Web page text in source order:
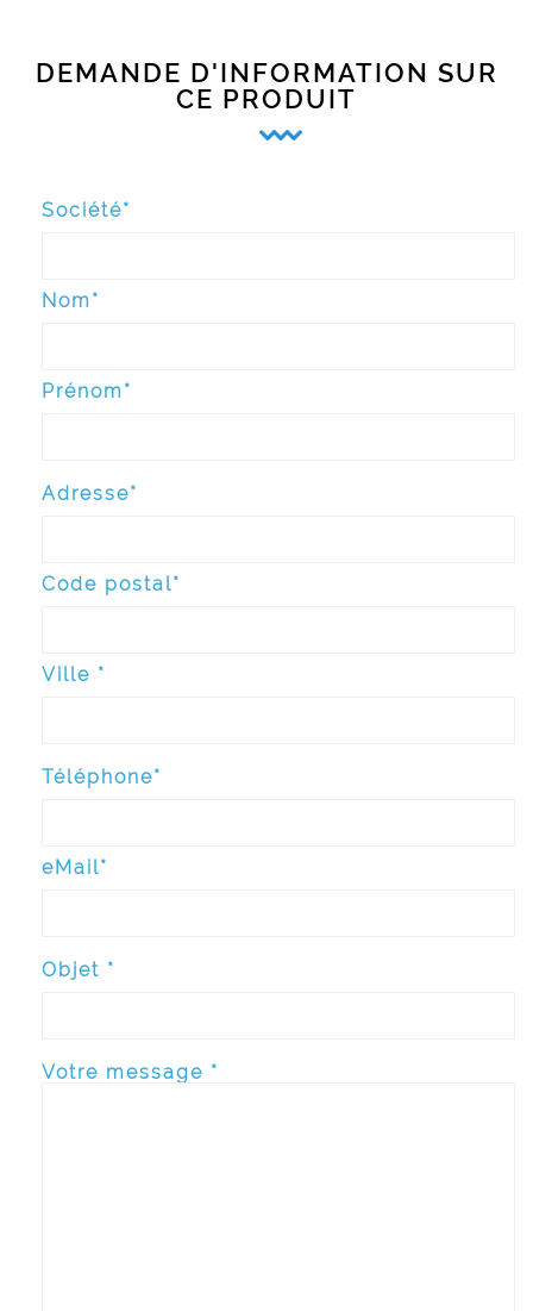
DEMANDE D'INFORMATION SUR
CE PRODUIT
Société*
Nom*
Prénom*
Adresse*
Code postal*
Ville *
Téléphone*
eMail*
Objet *
Votre message *